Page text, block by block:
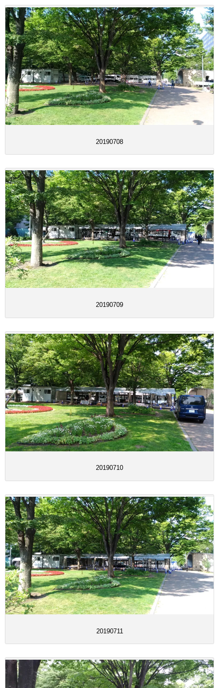
20190708
20190709
20190710
20190711